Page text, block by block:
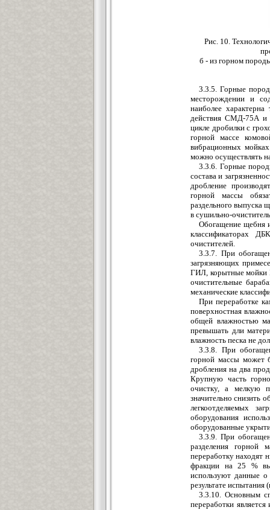
Рис. 10.
б - из горном
3.3.5. Горные
месторождении и
наиболее
действия СМД-75А и
цикле дробилки с
горной массе
вибрационных
можно осуществлять
3.3.6. Горные
состава и
дробление
горной массы
раздельного выпуска
в сушильно-
Обогащение щебня
классификаторах
очистителей.
3.3.7. При
загрязняющих
ГИЛ, корытные мойки
очистительные
механические
При переработке
поверхностная
общей влажностью
превышать дли
влажность песка не
3.3.8. При
горной массы может
дробления на два
Крупную часть
очистку, а мелкую
значительно снизить
легкоотделяемых
оборудования
оборудованные
3.3.9. При
разделения горной
переработку находят
фракции на 25 %
используют данные
результате испытания
3.3.10. Основным
переработки